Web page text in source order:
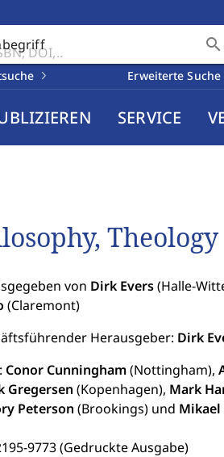
search
Erweiterte Suche
SERVICE
von Dirk Evers(Halle-
(Claremont)
Herausgeber: Dirk
Conor Cunningham(Nottingham),
Gregersen (Kopenhagen), Mark
Peterson (Brookings) und
9773 (Gedruckte Ausgabe)